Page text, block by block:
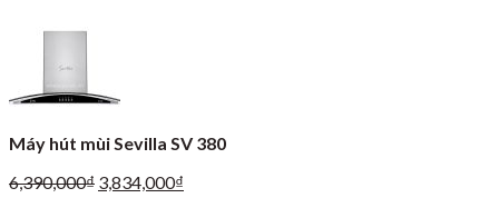
Máy hút mùi Sevilla SV 380
6,390,000₫ Giá
3,834,000₫